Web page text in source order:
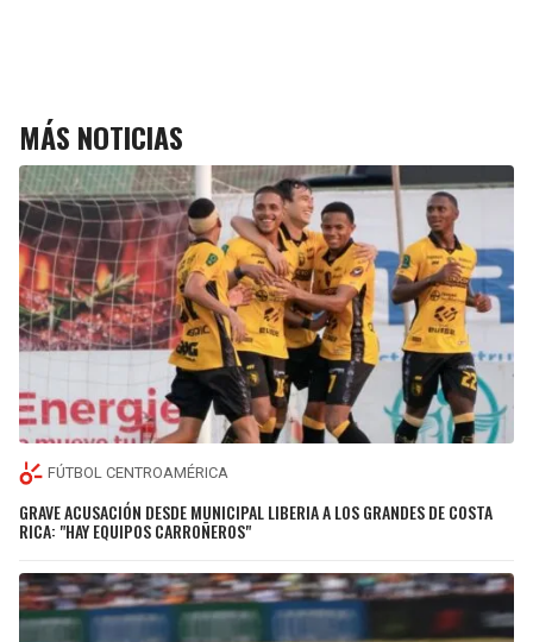
MÁS NOTICIAS
FÚTBOL CENTROAMÉRICA
GRAVE ACUSACIÓN DESDE MUNICIPAL LIBERIA A LOS GRANDES DE COSTA
RICA: "HAY EQUIPOS CARROÑEROS"